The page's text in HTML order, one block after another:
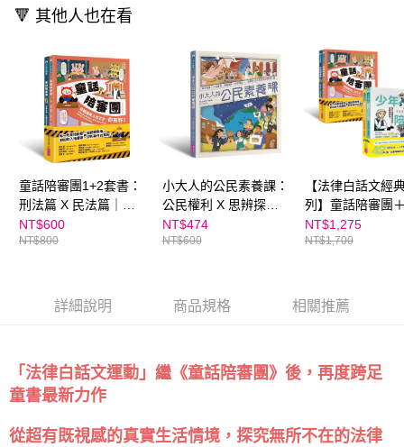
任。
４．使用「AFTEE先享後付」時，將依據個別帳號之用戶狀況，依本公司即
請求用戶進行身份認證。
５．嚴禁一人註冊多個帳號或使用他人資訊註冊。若發現惡意使用之情形，
恩沛科技股份有限公司將有權停止該用戶之使用額度並採取法律行動。
🔻 其他人也在看
童話陪審團1+2套書：
刑法篇 X 民法篇｜耳
熟能詳的童話故事 X
連結生活的公民素養，
NT$600
NT$800
小大人的公民素養課：
公民權利 X 思辨探究
──建構現代公民素養
必備圖文知識書
NT$474
NT$600
【法律白話文經
列】童話陪審團
陪審團 (2套共4
NT$1,275
NT$1,700
詳細說明 商品規格 相關推薦
「法律白話文運動」繼《童話陪審團》後，再度跨足
童書最新力作
從超有既視感的真實生活情境，探究無所不在的法律